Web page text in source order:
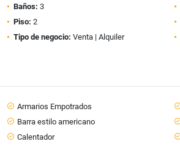
Baños: 3
Piso: 2
Tipo de negocio: Venta | Alquiler
Armarios Empotrados
Barra estilo americano
Calentador